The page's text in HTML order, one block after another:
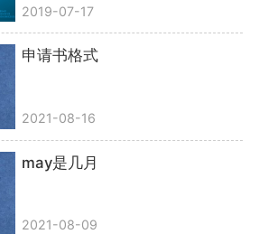
2019-07-17
申请书格式
2021-08-16
may是几月
2021-08-09